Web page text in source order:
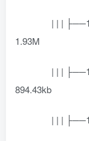
| | |
1.93M
| | |
894.43kb
| | |